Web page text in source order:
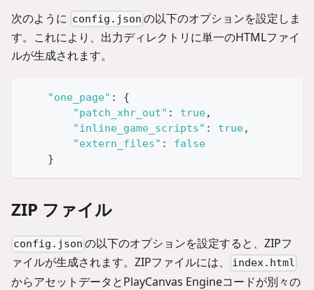
次のように config.json の以下のオプションを設定しま
す。これにより、出力ディレクトリに単一のHTMLファイ
ルが生成されます。
"one_page" :
{
"patch_xhr_out" : true,
"inline_game_scripts" : true,
"extern_files" :
false
}
ZIP ファイル
config.json の以下のオプションを設定すると、ZIPフ
ァイルが生成されます。ZIPファイルには、
index.html
からアセットデータとPlayCanvas Engineコードが別々の